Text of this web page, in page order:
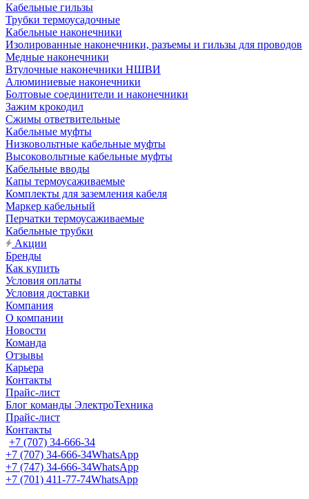
Кабельные гильзы
Трубки термоусадочные
Кабельные наконечники
Изолированные наконечники, разъемы и гильзы для проводов
Медные наконечники
Втулочные наконечники НШВИ
Алюминиевые наконечники
Болтовые соединители и наконечники
Зажим крокодил
Сжимы ответвительные
Кабельные муфты
Низковольтные кабельные муфты
Высоковольтные кабельные муфты
Кабельные вводы
Капы термоусаживаемые
Комплекты для заземления кабеля
Маркер кабельный
Перчатки термоусаживаемые
Кабельные трубки
Акции
Бренды
Как купить
Условия оплаты
Условия доставки
Компания
О компании
Новости
Команда
Отзывы
Карьера
Контакты
Прайс-лист
Блог команды ЭлектроТехника
Прайс-лист
Контакты
+7 (707) 34-666-34
+7 (707) 34-666-34WhatsApp
+7 (747) 34-666-34WhatsApp
+7 (701) 411-77-74WhatsApp